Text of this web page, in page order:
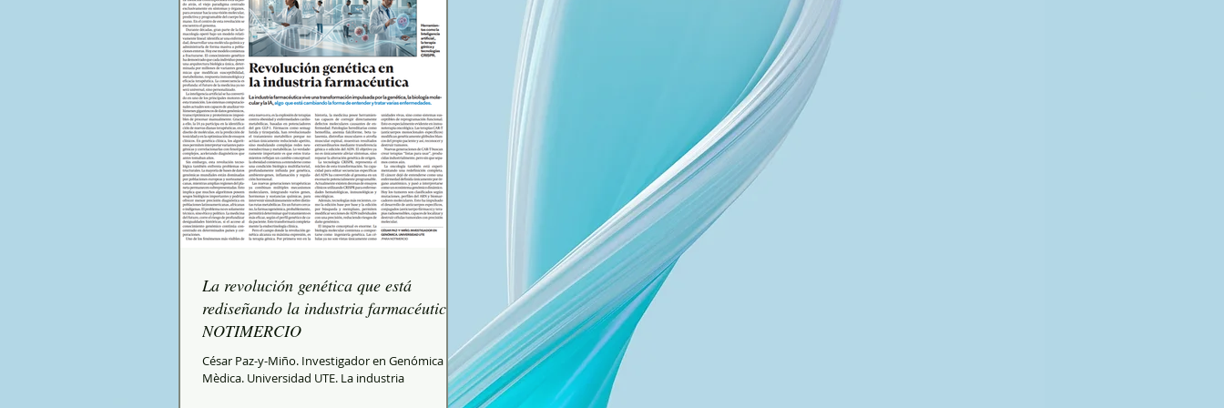
La revolución genética que está
rediseñando la industria farmacéutica.
NOTIMERCIO
César Paz-y-Miño. Investigador en Genómica
Mèdica. Universidad UTE. La industria